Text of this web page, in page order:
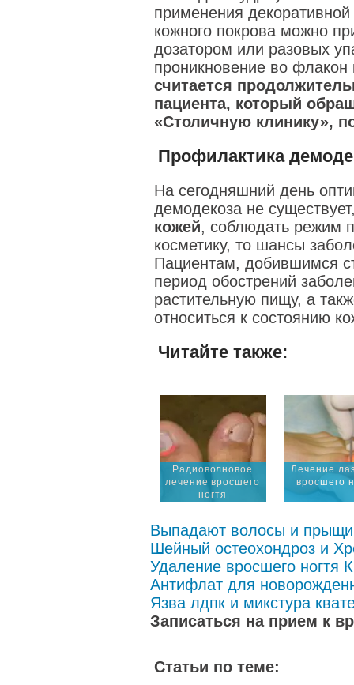
применения
кожного покрова можно
дозатором или разовых
проникновение во
считается
пациента, который
«Столичную клинику»,
Профилактика
На сегодняшний день
демодекоза не
кожей, соблюдать режим
косметику, то шансы
Пациентам, добившимся
период обострений
растительную пищу, а
относиться к состоянию
Читайте также:
Радиоволновое
лечение вросшего
ногтя
Лечение
вросшего
Выпадают волосы и
Шейный остеохондроз и
Удаление вросшего ногтя
Антифлат для
Язва лдпк и микстура
Записаться на прием к
Статьи по теме: